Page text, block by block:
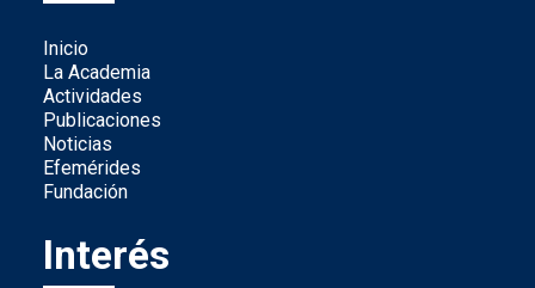
Inicio
La Academia
Actividades
Publicaciones
Noticias
Efemérides
Fundación
Interés